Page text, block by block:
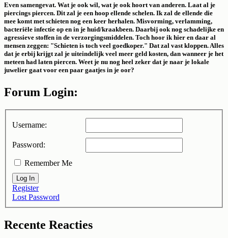
Even samengevat. Wat je ook wil, wat je ook hoort van anderen. Laat al je
piercings piercen. Dit zal je een hoop ellende schelen. Ik zal de ellende die
mee komt met schieten nog een keer herhalen. Misvorming, verlamming,
bacteriële infectie op en in je huid/kraakbeen. Daarbij ook nog schadelijke en
agressieve stoffen in de verzorgingsmiddelen. Toch hoor ik hier en daar al
mensen zeggen: "Schieten is toch veel goedkoper." Dat zal vast kloppen. Alles
dat je erbij krijgt zal je uiteindelijk veel meer geld kosten, dan wanneer je het
meteen had laten piercen. Weet je nu nog heel zeker dat je naar je lokale
juwelier gaat voor een paar gaatjes in je oor?
Forum Login:
Username:
Password:
Remember Me
Log In
Register
Lost Password
Recente Reacties